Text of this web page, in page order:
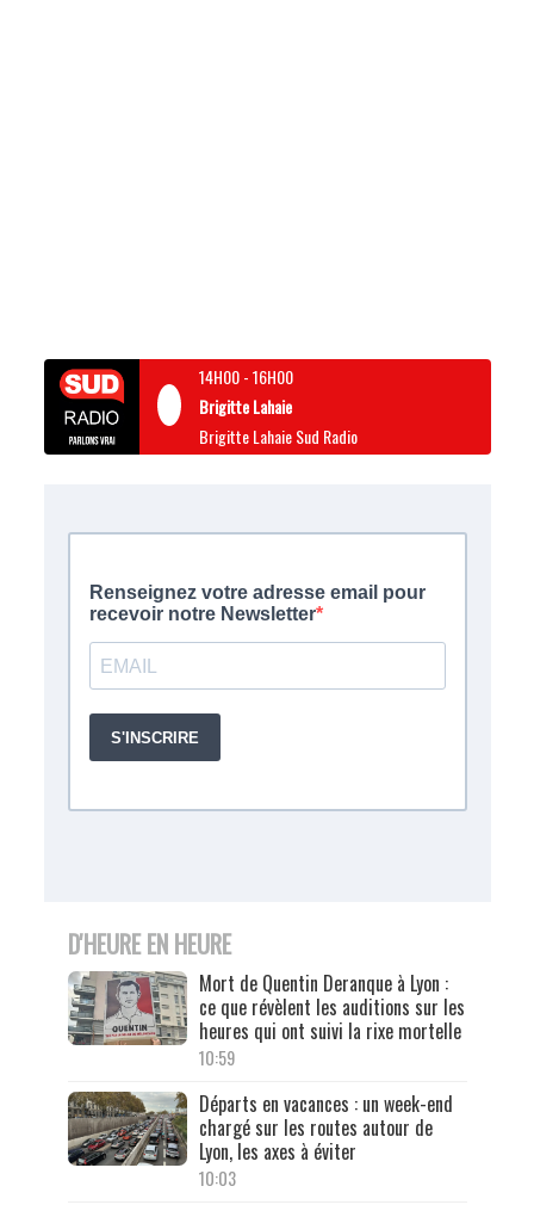
14H00-16H00
Brigitte Lahaie
Brigitte Lahaie Sud Radio
D'HEURE EN HEURE
Mort de Quentin Deranque à Lyon :
ce que révèlent les auditions sur les
heures qui ont suivi la rixe mortelle
10:59
Départs en vacances : un week-end
chargé sur les routes autour de
Lyon, les axes à éviter
10:03